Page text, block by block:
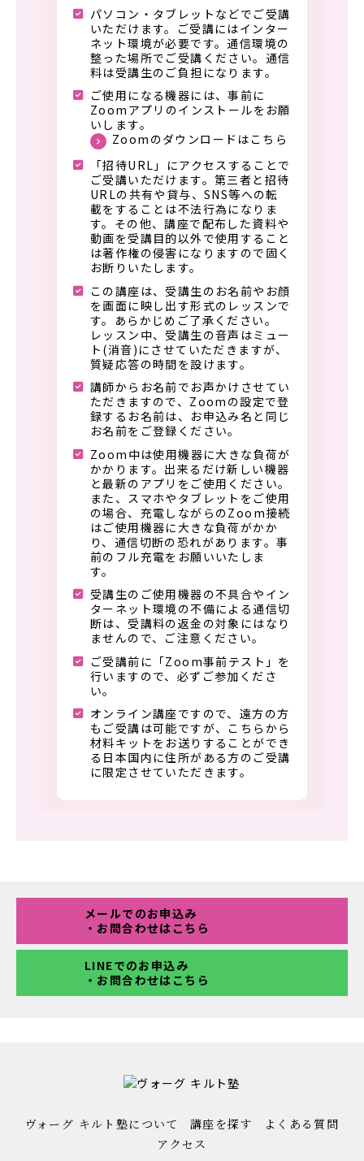
パソコン・タブレットなどでご受講
いただけます。ご受講にはインター
ネット環境が必要です。通信環境の
整った場所でご受講ください。通信
料は受講生のご負担になります。
ご使用になる機器には、事前に
Zoomアプリのインストールをお願
いします。
Zoomのダウンロードはこちら
「招待URL」にアクセスすることで
ご受講いただけます。第三者と招待
URLの共有や貸与、SNS等への転
載をすることは不法行為になりま
す。その他、講座で配布した資料や
動画を受講目的以外で使用すること
は著作権の侵害になりますので固く
お断りいたします。
この講座は、受講生のお名前やお顔
を画面に映し出す形式のレッスンで
す。あらかじめご了承ください。
レッスン中、受講生の音声はミュー
ト(消音)にさせていただきますが、
質疑応答の時間を設けます。
講師からお名前でお声かけさせてい
ただきますので、Zoomの設定で登
録するお名前は、お申込み名と同じ
お名前をご登録ください。
Zoom中は使用機器に大きな負荷が
かかります。出来るだけ新しい機器
と最新のアプリをご使用ください。
また、スマホやタブレットをご使用
の場合、充電しながらのZoom接続
はご使用機器に大きな負荷がかか
り、通信切断の恐れがあります。事
前のフル充電をお願いいたしま
す。
受講生のご使用機器の不具合やイン
ターネット環境の不備による通信切
断は、受講料の返金の対象にはなり
ませんので、ご注意ください。
ご受講前に「Zoom事前テスト」を
行いますので、必ずご参加くださ
い。
オンライン講座ですので、遠方の方
もご受講は可能ですが、こちらから
材料キットをお送りすることができ
る日本国内に住所がある方のご受講
に限定させていただきます。
メールでのお申込み
・お問合わせはこちら
LINEでのお申込み
・お問合わせはこちら
ヴォーグ キルト塾について 講座を探す
よくある質問
アクセス